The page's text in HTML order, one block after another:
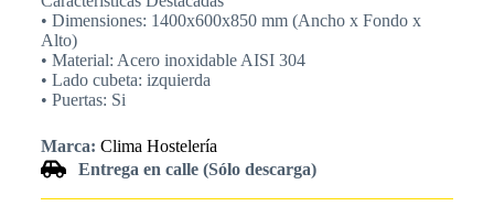
• Dimensiones: 1400x600x850 mm (Ancho x Fondo x
Alto)
• Material: Acero inoxidable AISI 304
• Lado cubeta: izquierda
• Puertas: Si
Marca: Clima Hostelería
Entrega en calle (Sólo descarga)